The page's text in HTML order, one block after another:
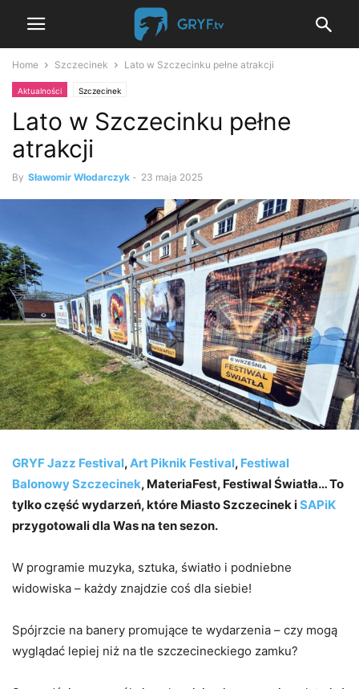
Home Szczecinek Lato w Szczecinku pełne atrakcji
Aktualności Szczecinek
Lato w Szczecinku pełne
atrakcji
By Sławomir Włodarczyk - 23 maja 2025
GRYF Jazz Festival,Art Piknik Festival, Festiwal
Balonowy Szczecinek, MateriaFest, Festiwal Światła… To
tylko część wydarzeń, które Miasto Szczecinek iSAPiK
przygotowali dla Was na ten sezon.
W programie muzyka, sztuka, światło i podniebne
widowiska – każdy znajdzie coś dla siebie!
Spójrzcie na banery promujące te wydarzenia – czy mogą
wyglądać lepiej niż na tle szczecineckiego zamku?